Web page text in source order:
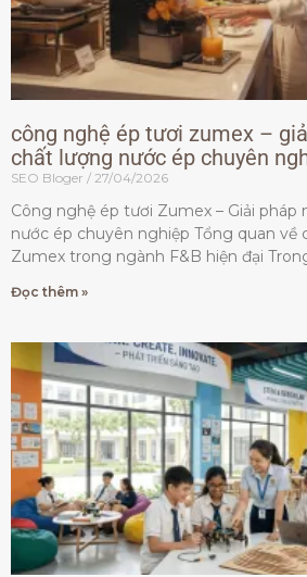
công nghệ ép tươi zumex –
chất lượng nước ép chuyên
SEO Bloger 27/04/2026
Công nghệ ép tươi Zumex – Giải
nước ép chuyên nghiệp Tổng quan về
Zumex trong ngành F&B hiện đại
Đọc thêm »